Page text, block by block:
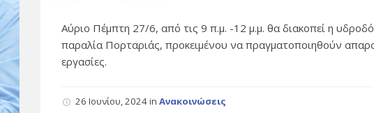
Αύριο Πέμπτη 27/6, από τις 9 π.μ. -12 μ.μ. θα διακοπεί η
παραλία Πορταριάς, προκειμένου να πραγματοποιηθούν
εργασίες.
26 Ιουνίου, 2024inΑνακοινώσεις